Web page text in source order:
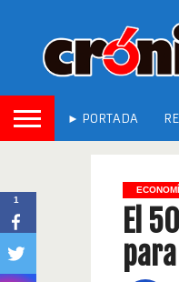
► PORTADA
El
1